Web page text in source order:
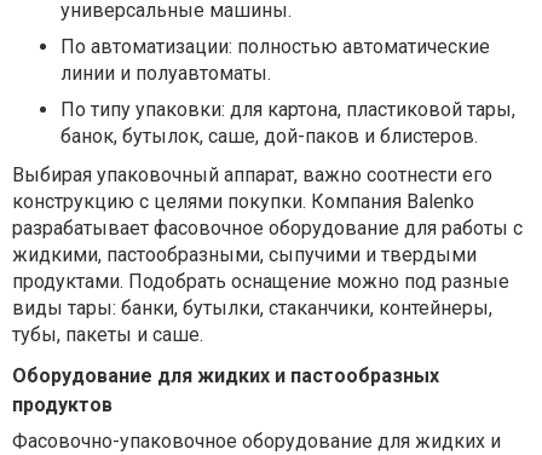
универсальные машины.
По автоматизации: полностью автоматические
линии и полуавтоматы.
По типу упаковки: для картона, пластиковой тары,
банок, бутылок, саше, дой-паков и блистеров.
Выбирая упаковочный аппарат, важно соотнести его
конструкцию с целями покупки. Компания Balenko
разрабатывает фасовочное оборудование для работы с
жидкими, пастообразными, сыпучими и твердыми
продуктами. Подобрать оснащение можно под разные
виды тары: банки, бутылки, стаканчики, контейнеры,
тубы, пакеты и саше.
Оборудование для жидких и пастообразных
продуктов
Фасовочно-упаковочное оборудование для жидких и